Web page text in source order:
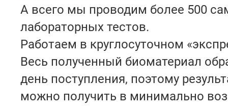
А всего мы проводим более 500
лабораторных тестов.
Работаем в круглосуточном
Весь полученный биоматериал
день поступления, поэтому
можно получить в минимально